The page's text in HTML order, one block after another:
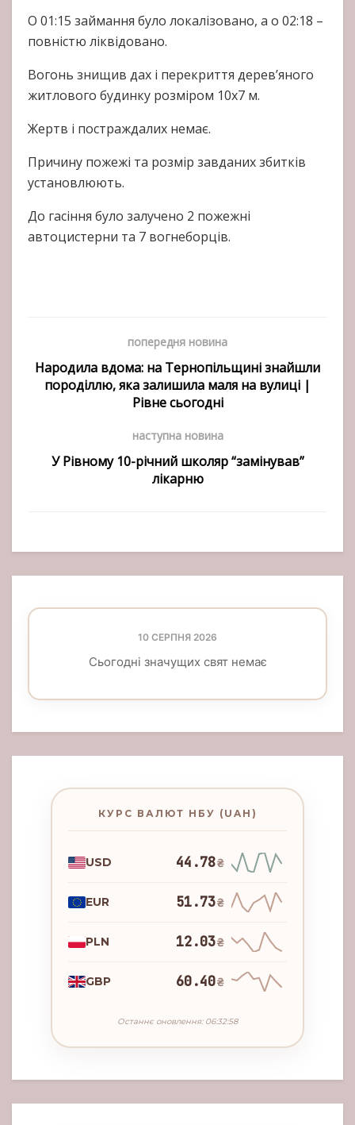
О 01:15 займання було локалізовано, а о 02:18 –
повністю ліквідовано.
Вогонь знищив дах і перекриття дерев’яного
житлового будинку розміром 10х7 м.
Жертв і постраждалих немає.
Причину пожежі та розмір завданих збитків
установлюють.
До гасіння було залучено 2 пожежні
автоцистерни та 7 вогнеборців.
попередня новина
Народила вдома: на Тернопільщині знайшли
породіллю, яка залишила маля на вулиці |
Рівне сьогодні
наступна новина
У Рівному 10-річний школяр “замінував”
лікарню
10 СЕРПНЯ 2026
Сьогодні значущих свят немає
КУРС ВАЛЮТ НБУ (UAH)
USD 44.78₴
EUR 51.73₴
PLN 12.03₴
GBP 60.40₴
Останнє оновлення: 06:32:58